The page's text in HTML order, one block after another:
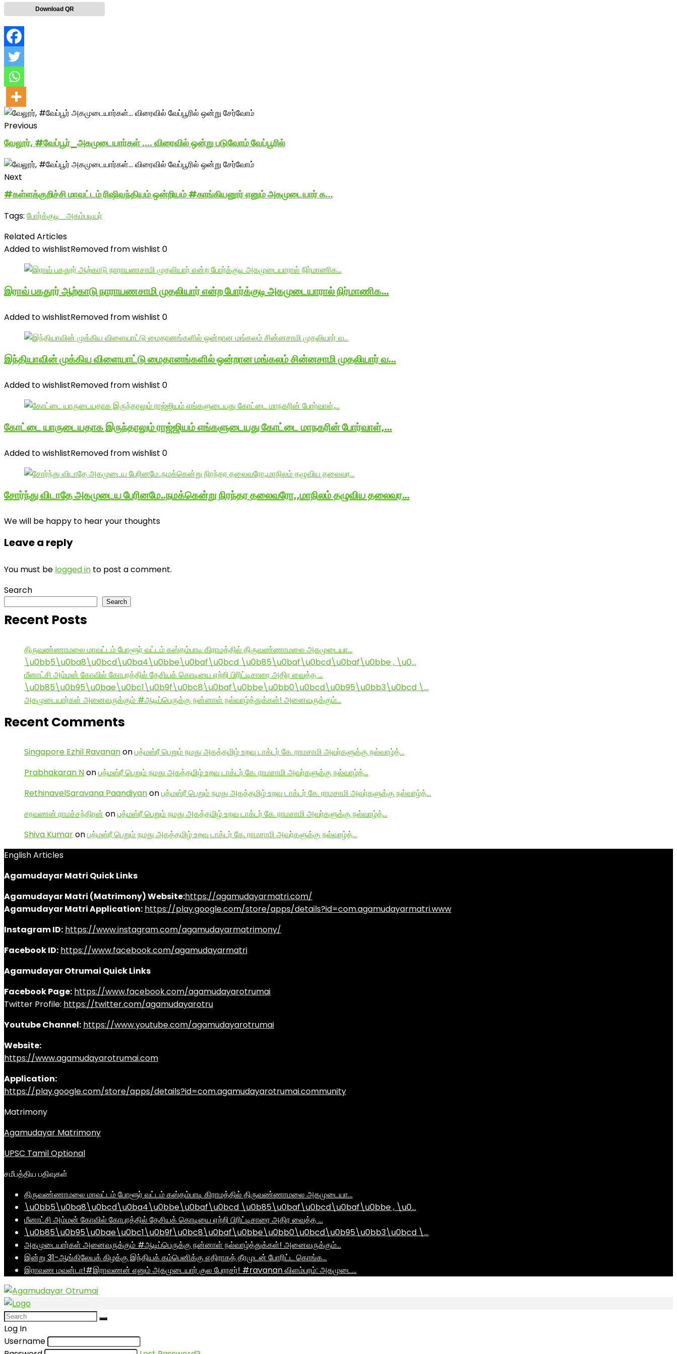
Download QR
Previous
வேலூர், #வேப்பூர்_அகமுடையார்கள் .... விரைவில் ஒன்று படுவோம் வேப்பூரில்
Next
#கள்ளக்குறிச்சி மாவட்டம் ரிஷிவந்தியம் ஒன்றியம் #காங்கியனூர் எனும் அகமுடையார் க...
Tags: போர்க்குடி_அகம்படியர்
Related Articles
Added to wishlistRemoved from wishlist 0
இராவ் பகதூர் ஆற்காடு நாராயணசாமி முதலியார் என்ற போர்க்குடி அகமுடையாரால் நிர்மாணிக…
Added to wishlistRemoved from wishlist 0
இந்தியாவின் முக்கிய விளையாட்டு மைதானங்களில் ஒன்றான மங்கலம் சின்னசாமி முதலியார் வ…
Added to wishlistRemoved from wishlist 0
கோட்டை யாருடையதாக இருந்தாலும் ராஜ்ஜியம் எங்களுடையது கோட்டை மாநகரின் போர்வாள்,…
Added to wishlistRemoved from wishlist 0
சோர்ந்து விடாதே அகமுடைய பேரினமே..நமக்கென்று நிரந்தர தலைவரோ,,மாநிலம் தழுவிய தலைவர…
We will be happy to hear your thoughts
Leave a reply
You must be logged in to post a comment.
Search
Search
Recent Posts
திருவண்ணாமலை மாவட்டம் போளூர் வட்டம் கஸ்தம்பாடி கிராமத்தில் திருவண்ணாமலை அகமுடையா…
\u0bb5\u0ba8\u0bcd\u0ba4\u0bbe\u0baf\u0bcd \u0b85\u0baf\u0bcd\u0baf\u0bbe , \u0…
மீனாட்சி அம்மன் கோவில் கோபுரத்தில் தேசியக் கொடியை ஏற்றி பிரிட்டிசாரை அதிர வைத்த …
\u0b85\u0b95\u0bae\u0bc1\u0b9f\u0bc8\u0baf\u0bbe\u0bb0\u0bcd\u0b95\u0bb3\u0bcd \…
அகமுடையார்கள் அனைவருக்கும் #ஆடிப்பெருக்கு நன்னாள் நல்வாழ்த்துக்கள்! அனைவருக்கும்…
Recent Comments
Singapore Ezhil Ravananonபத்மஸ்ரீ பெறும் நமது அகத்தமிழ் உறவு டாக்டர் கே. ராமசாமி அவர்களுக்கு நல்வாழ்த்…
Prabhakaran Nonபத்மஸ்ரீ பெறும் நமது அகத்தமிழ் உறவு டாக்டர் கே. ராமசாமி அவர்களுக்கு நல்வாழ்த்…
RethinavelSaravana Paandiyanonபத்மஸ்ரீ பெறும் நமது அகத்தமிழ் உறவு டாக்டர் கே. ராமசாமி அவர்களுக்கு நல்வாழ்த்…
சரவணன் ராமச்சந்திரன் onபத்மஸ்ரீ பெறும் நமது அகத்தமிழ் உறவு டாக்டர் கே. ராமசாமி அவர்களுக்கு நல்வாழ்த்…
Shiva Kumaronபத்மஸ்ரீ பெறும் நமது அகத்தமிழ் உறவு டாக்டர் கே. ராமசாமி அவர்களுக்கு நல்வாழ்த்…
English Articles
Agamudayar Matri Quick Links
Agamudayar Matri (Matrimony) Website:https://agamudayarmatri.com/
Agamudayar Matri Application: https://play.google.com/store/apps/details?id=com.agamudayarmatri.www
Instagram ID: https://www.instagram.com/agamudayarmatrimony/
Facebook ID: https://www.facebook.com/agamudayarmatri
Agamudayar Otrumai Quick Links
Facebook Page: https://www.facebook.com/agamudayarotrumai
Twitter Profile: https://twitter.com/agamudayarotru
Youtube Channel: https://www.youtube.com/agamudayarotrumai
Website:
https://www.agamudayarotrumai.com
Application:
https://play.google.com/store/apps/details?id=com.agamudayarotrumai.community
Matrimony
Agamudayar Matrimony
UPSC Tamil Optional
சமீபத்திய பதிவுகள்
திருவண்ணாமலை மாவட்டம் போளூர் வட்டம் கஸ்தம்பாடி கிராமத்தில் திருவண்ணாமலை அகமுடையா…
\u0bb5\u0ba8\u0bcd\u0ba4\u0bbe\u0baf\u0bcd \u0b85\u0baf\u0bcd\u0baf\u0bbe , \u0…
மீனாட்சி அம்மன் கோவில் கோபுரத்தில் தேசியக் கொடியை ஏற்றி பிரிட்டிசாரை அதிர வைத்த …
\u0b85\u0b95\u0bae\u0bc1\u0b9f\u0bc8\u0baf\u0bbe\u0bb0\u0bcd\u0b95\u0bb3\u0bcd \…
அகமுடையார்கள் அனைவருக்கும் #ஆடிப்பெருக்கு நன்னாள் நல்வாழ்த்துக்கள்! அனைவருக்கும்…
இன்று 31-ஆங்கிலேயக் கிழக்கு இந்தியக் கம்பெனிக்கு எதிராகத் தீரமுடன் போரிட்ட கொங்க…
இராவண மவன்டா!#இராவணன் எனும் அகமுடையார் குல பேரரசர்! #ravanan விளம்பரம்: அகமுடை…
Log In
Username